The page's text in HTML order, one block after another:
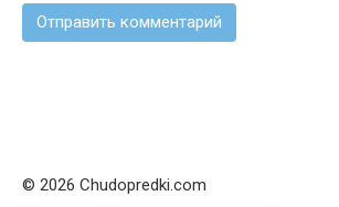
© 2026 Chudopredki.com